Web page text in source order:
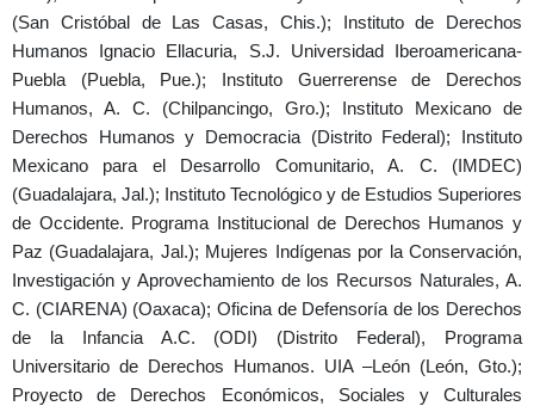
(San Cristóbal de Las Casas, Chis.); Instituto de Derechos
Humanos Ignacio Ellacuria, S.J. Universidad Iberoamericana-
Puebla (Puebla, Pue.); Instituto Guerrerense de Derechos
Humanos, A. C. (Chilpancingo, Gro.); Instituto Mexicano de
Derechos Humanos y Democracia (Distrito Federal); Instituto
Mexicano para el Desarrollo Comunitario, A. C. (IMDEC)
(Guadalajara, Jal.); Instituto Tecnológico y de Estudios Superiores
de Occidente. Programa Institucional de Derechos Humanos y
Paz (Guadalajara, Jal.); Mujeres Indígenas por la Conservación,
Investigación y Aprovechamiento de los Recursos Naturales, A.
C. (CIARENA) (Oaxaca); Oficina de Defensoría de los Derechos
de la Infancia A.C. (ODI) (Distrito Federal), Programa
Universitario de Derechos Humanos. UIA –León (León, Gto.);
Proyecto de Derechos Económicos, Sociales y Culturales